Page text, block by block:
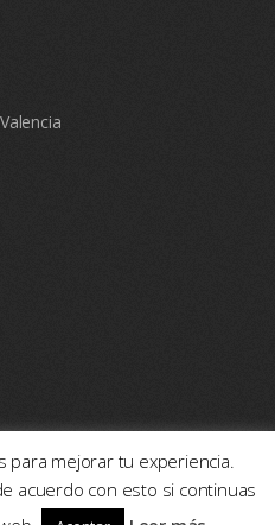
para mejorar tu experiencia.
acuerdo con esto si continuas